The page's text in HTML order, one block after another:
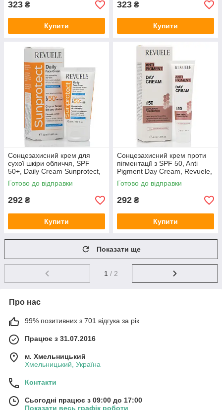
323 ₴
Купити
323 ₴
Купити
Сонцезахисний крем для
сухої шкіри обличчя, SPF
50+, Daily Cream Sunprotect,
Revuele, 50 ml
Готово до відправки
292 ₴
Купити
Сонцезахисний крем проти
пігментації з SPF 50, Anti
Pigment Day Cream, Revuele,
40 ml
Готово до відправки
292 ₴
Купити
Показати ще
1 / 2
Про нас
99% позитивних з 701 відгука за рік
Працює з 31.07.2016
м. Хмельницький
Хмельницький, Україна
Контакти
Сьогодні працює з 09:00 до 17:00
Показати весь графік роботи